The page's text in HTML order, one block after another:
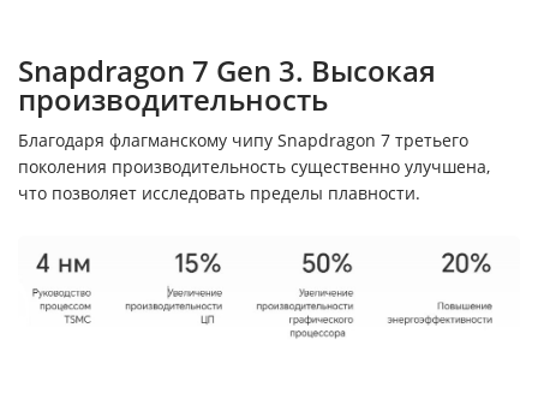
Snapdragon 7 Gen 3. Высокая
производительность
Благодаря флагманскому чипу Snapdragon 7 третьего
поколения производительность существенно улучшена,
что позволяет исследовать пределы плавности.